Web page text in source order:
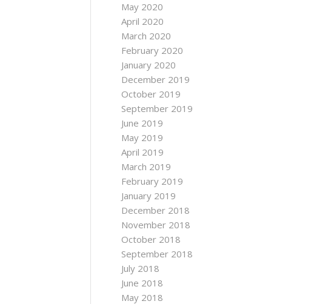
May 2020
April 2020
March 2020
February 2020
January 2020
December 2019
October 2019
September 2019
June 2019
May 2019
April 2019
March 2019
February 2019
January 2019
December 2018
November 2018
October 2018
September 2018
July 2018
June 2018
May 2018